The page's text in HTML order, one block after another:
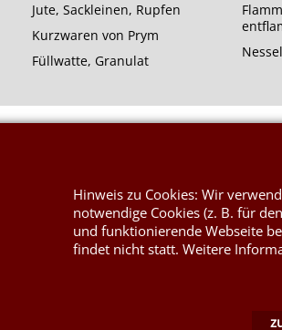
Jute, Sackleinen, Rupfen
Kurzwaren von Prym
Füllwatte, Granulat
Hinweis zu Cookies: Wir
notwendige Cookies (z. B. für
und funktionierende Webseite
findet nicht statt. Weitere